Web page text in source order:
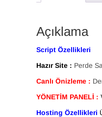
Açıklama
Script Özellikleri
Hazır Site : Perde
Canlı Önizleme :
YÖNETİM PANELİ :
Hosting Özellikleri